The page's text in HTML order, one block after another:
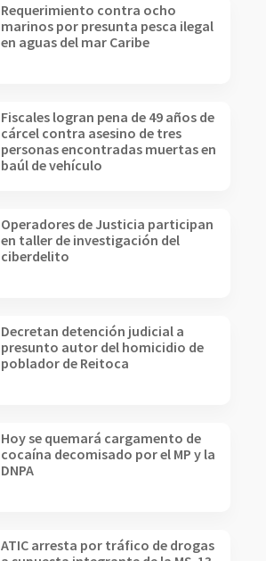
Requerimiento contra ocho
marinos por presunta pesca ilegal
en aguas del mar Caribe
Fiscales logran pena de 49 años de
cárcel contra asesino de tres
personas encontradas muertas en
baúl de vehículo
Operadores de Justicia participan
en taller de investigación del
ciberdelito
Decretan detención judicial a
presunto autor del homicidio de
poblador de Reitoca
Hoy se quemará cargamento de
cocaína decomisado por el MP y la
DNPA
ATIC arresta por tráfico de drogas